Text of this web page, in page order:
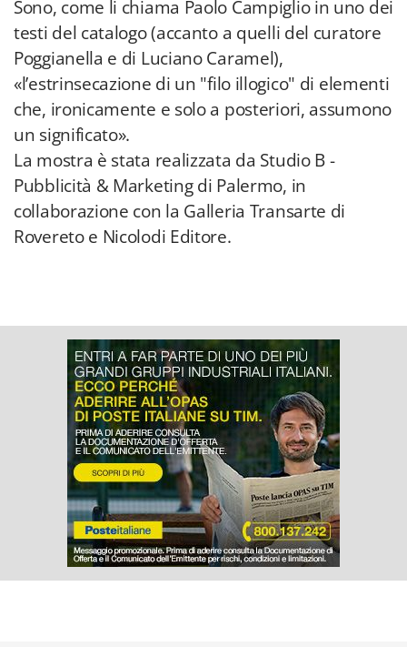
Sono, come li chiama Paolo Campiglio in uno dei
testi del catalogo (accanto a quelli del curatore
Poggianella e di Luciano Caramel),
«l’estrinsecazione di un "filo illogico" di elementi
che, ironicamente e solo a posteriori, assumono
un significato».
La mostra è stata realizzata da Studio B -
Pubblicità & Marketing di Palermo, in
collaborazione con la Galleria Transarte di
Rovereto e Nicolodi Editore.